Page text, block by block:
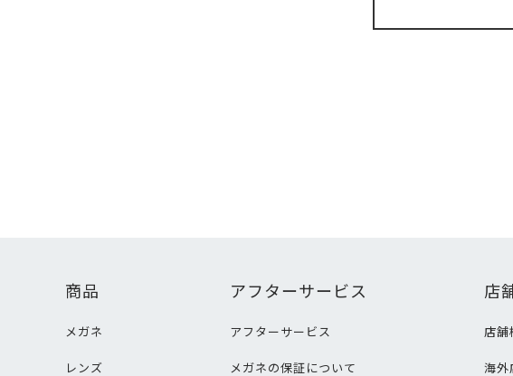
商品
メガネ
レンズ
アフターサービス
アフターサービス
メガネの保証について
店
店舗
海外